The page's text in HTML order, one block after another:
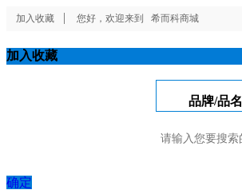
加入收藏 您好，欢迎来到 希而科商城
加入收藏
确定
品牌/品名